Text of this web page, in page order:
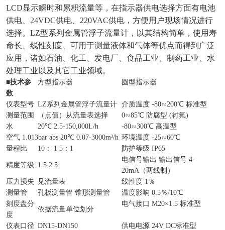
LCD显示瞬时和累积流量等，在指示器供电选择方面有电池
供电、24VDC供电、220VAC供电，方便用户现场情况进行
选择。LZ型系列金属管浮子流量计，以其结构简单，使用寿
命长、线性刻度、可用于测量液体和气体等优点而得到广泛
应用，诸如石油、化工、发电厂、食品工业、制药工业、水
处理工业以及其它工业领域。
■技术参
数
方型指示器 圆型指示器
仪表型号 LZ系列金属管浮子流量计 介质温度 -80∽200℃ 标准型
测量范围
（点值）从流量表选择
0∽85℃ 防腐型 (衬氟)
水
20℃ 2.5-150,000L/h
-80∽300℃ 高温型
空气 1.013bar abs 20℃ 0.07-3000m³/h 环境温度 -25∽60℃
量程比
10： 1 5：1 防护等级 IP65
精度等级 1.5 2.5
电信号输出 输出信号 4-
20mA（两线制）
压力损失
见流量表
线性度 1％
测量管
孔板测量管 锥形测量管
温度影响 0.5％/10℃
刻度盘分
度
依据流量单位划分
电气接口 M20×1.5 标准型
仪表口径 DN15-DN150 供电电源 24V DC标准型